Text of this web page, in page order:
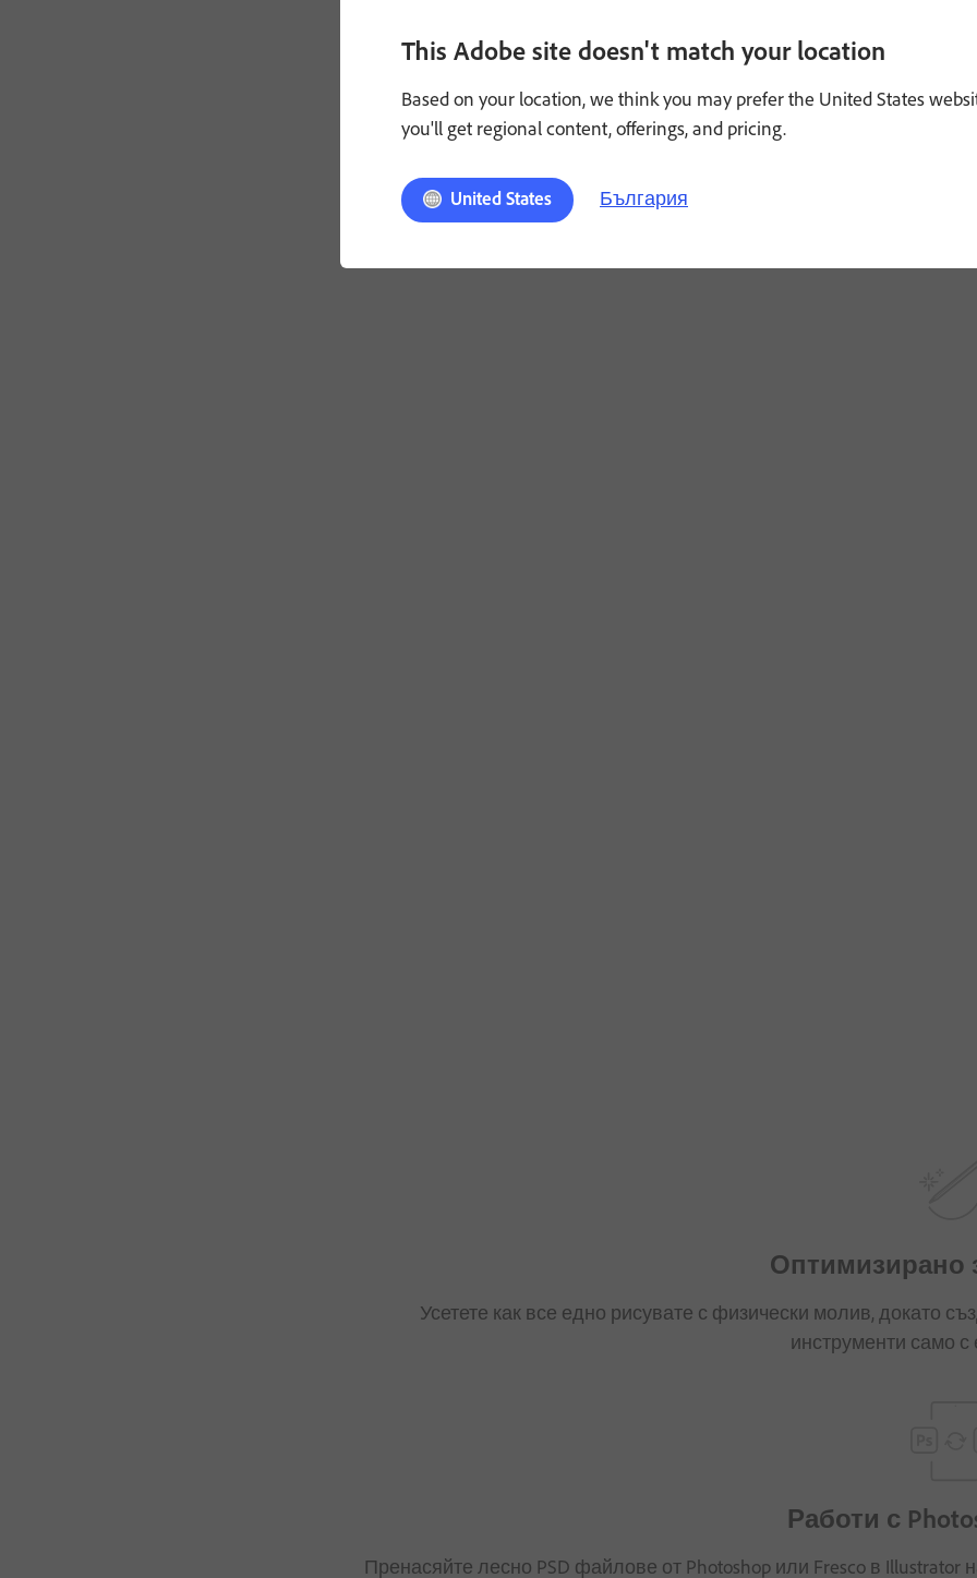
Оптимизирано
Усетете как все едно рисувате с физически молив, докато
инструменти само с
Работи с
Пренасяйте лесно PSD файлове от Photoshop или Fresco в Illustrator
This Adobe site doesn't match your location
Based on your location, we think you may prefer the United States
you'll get regional content, offerings, and pricing.
United States България